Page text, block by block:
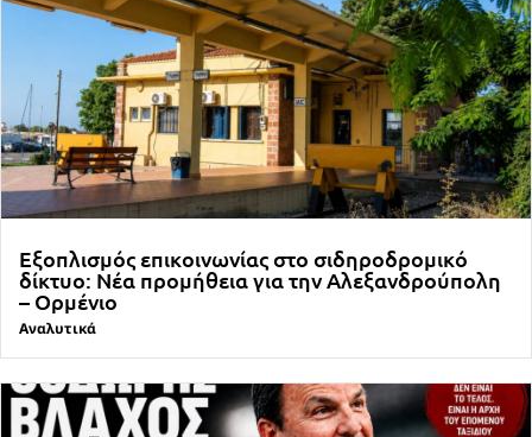
Εξοπλισμός επικοινωνίας στο σιδηροδρομικό
δίκτυο: Νέα προμήθεια για την Αλεξανδρούπολη
– Ορμένιο
Αναλυτικά